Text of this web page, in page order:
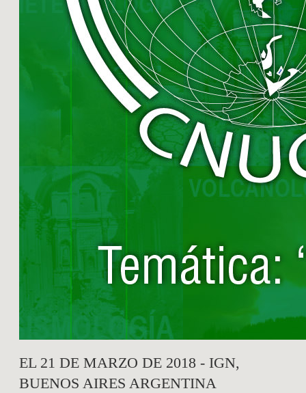
EL 21 DE MARZO DE 2018 - IGN,
BUENOS AIRES ARGENTINA